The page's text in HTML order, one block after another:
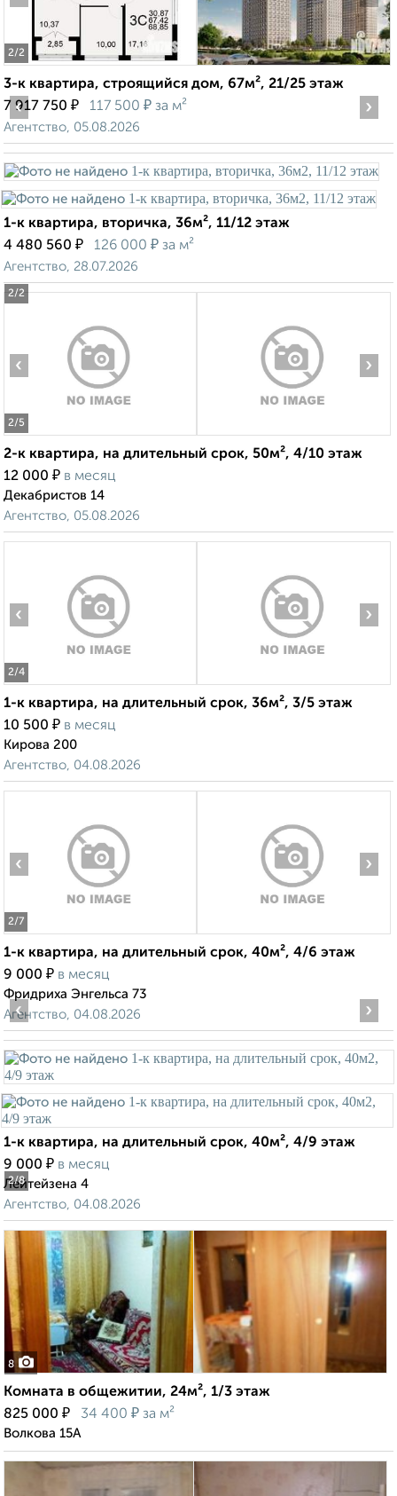
2/2
3-к квартира, строящийся дом, 67м², 21/25 этаж
7 917 750 ₽ 117 500 ₽ за м²
Агентство, 05.08.2026
2/2
‹ ›
1-к квартира, вторичка, 36м², 11/12 этаж
4 480 560 ₽ 126 000 ₽ за м²
Агентство, 28.07.2026
2/5
‹ ›
2-к квартира, на длительный срок, 50м², 4/10 этаж
12 000 ₽ в месяц
Декабристов 14
Агентство, 05.08.2026
2/4
‹ ›
1-к квартира, на длительный срок, 36м², 3/5 этаж
10 500 ₽ в месяц
Кирова 200
Агентство, 04.08.2026
2/7
‹ ›
1-к квартира, на длительный срок, 40м², 4/6 этаж
9 000 ₽ в месяц
Фридриха Энгельса 73
Агентство, 04.08.2026
2/8
‹ ›
1-к квартира, на длительный срок, 40м², 4/9 этаж
9 000 ₽ в месяц
Лейтейзена 4
Агентство, 04.08.2026
8
Комната в общежитии, 24м², 1/3 этаж
825 000 ₽ 34 400 ₽ за м²
Волкова 15А